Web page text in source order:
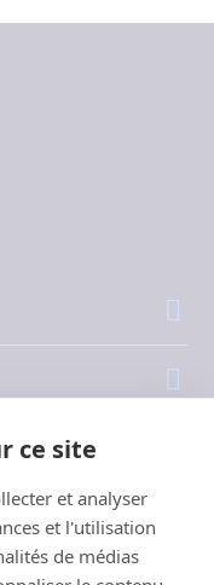
ce site
et analyser
et l'utilisation
de médias